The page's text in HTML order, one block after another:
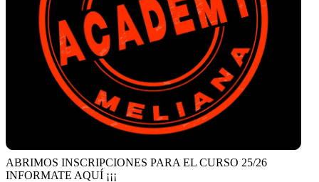
ABRIMOS INSCRIPCIONES PARA EL CURSO 25/26
INFORMATE AQUÍ ¡¡¡